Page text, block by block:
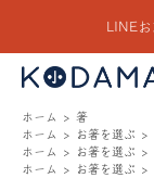
LINE
ホーム
箸
ホーム
お箸を選ぶ
ホーム
お箸を選ぶ
ホーム
お箸を選ぶ